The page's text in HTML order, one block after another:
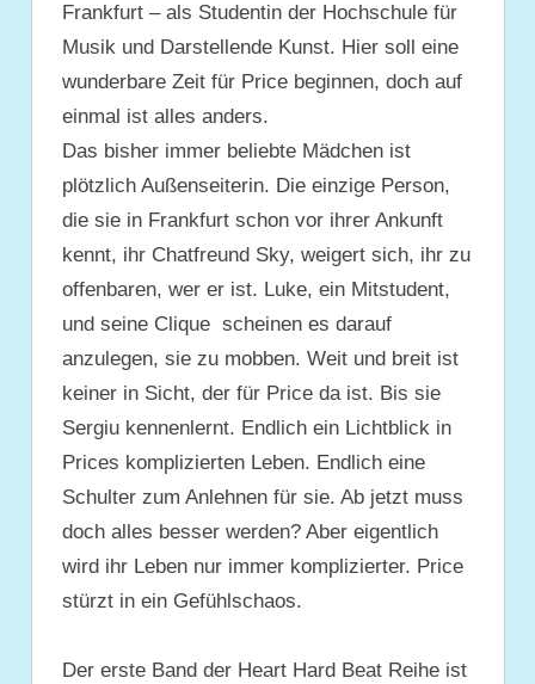
Frankfurt – als Studentin der Hochschule für
Musik und Darstellende Kunst. Hier soll eine
wunderbare Zeit für Price beginnen, doch auf
einmal ist alles anders.
Das bisher immer beliebte Mädchen ist
plötzlich Außenseiterin. Die einzige Person,
die sie in Frankfurt schon vor ihrer Ankunft
kennt, ihr Chatfreund Sky, weigert sich, ihr zu
offenbaren, wer er ist. Luke, ein Mitstudent,
und seine Clique scheinen es darauf
anzulegen, sie zu mobben. Weit und breit ist
keiner in Sicht, der für Price da ist. Bis sie
Sergiu kennenlernt. Endlich ein Lichtblick in
Prices komplizierten Leben. Endlich eine
Schulter zum Anlehnen für sie. Ab jetzt muss
doch alles besser werden? Aber eigentlich
wird ihr Leben nur immer komplizierter. Price
stürzt in ein Gefühlschaos.
Der erste Band der Heart Hard Beat Reihe ist